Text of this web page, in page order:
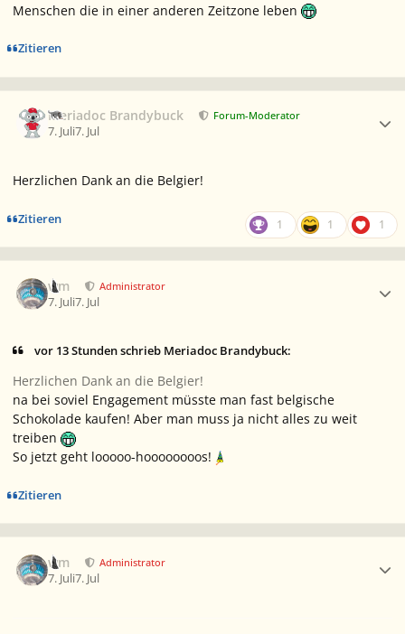
Menschen die in einer anderen Zeitzone leben
Zitieren
Meriadoc Brandybuck Forum-Moderator
7. Juli7. Jul
Herzlichen Dank an die Belgier!
Zitieren 1 1 1
wm Administrator
7. Juli7. Jul
vor 13 Stunden schrieb Meriadoc Brandybuck:
Herzlichen Dank an die Belgier!
na bei soviel Engagement müsste man fast belgische
Schokolade kaufen! Aber man muss ja nicht alles zu weit
treiben
So jetzt geht looooo-hoooooooos!
Zitieren
wm Administrator
7. Juli7. Jul